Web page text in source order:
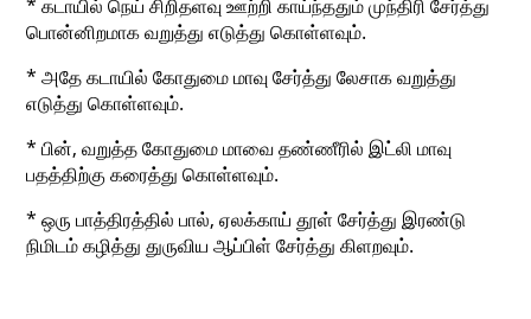
* கடாயில் நெய் சிறிதளவு ஊற்றி காய்ந்ததும் முந்திரி சேர்த்து
பொன்னிறமாக வறுத்து எடுத்து கொள்ளவும்.
* அதே கடாயில் கோதுமை மாவு சேர்த்து லேசாக வறுத்து
எடுத்து கொள்ளவும்.
* பின், வறுத்த கோதுமை மாவை தண்ணீரில் இட்லி மாவு
பதத்திற்கு கரைத்து கொள்ளவும்.
* ஒரு பாத்திரத்தில் பால், ஏலக்காய் தூள் சேர்த்து இரண்டு
நிமிடம் கழித்து துருவிய ஆப்பிள் சேர்த்து கிளறவும்.